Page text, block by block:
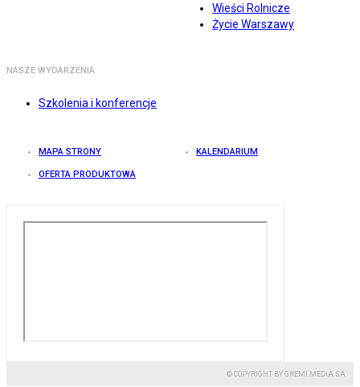
Wieści Rolnicze
Życie Warszawy
NASZE WYDARZENIA
Szkolenia i konferencje
MAPA STRONY KALENDARIUM
OFERTA PRODUKTOWA
© COPYRIGHT BY GREMI MEDIA SA